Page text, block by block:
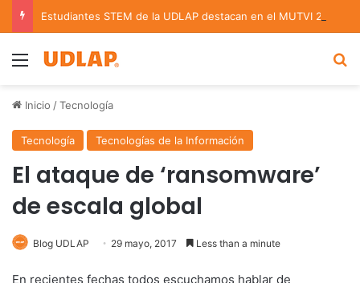
Menu
Inicio /Tecnología
Tecnología Tecnologías de la Información
El ataque de ‘ransomware’
de escala global
Blog UDLAP 29 mayo, 2017 Less than a minute
En recientes fechas todos escuchamos hablar de